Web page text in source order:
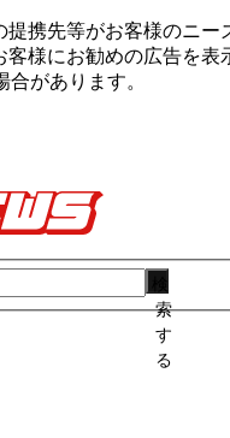
提携先等がお客様のニー
客様にお勧めの広告を表
合があります。
索
す
る